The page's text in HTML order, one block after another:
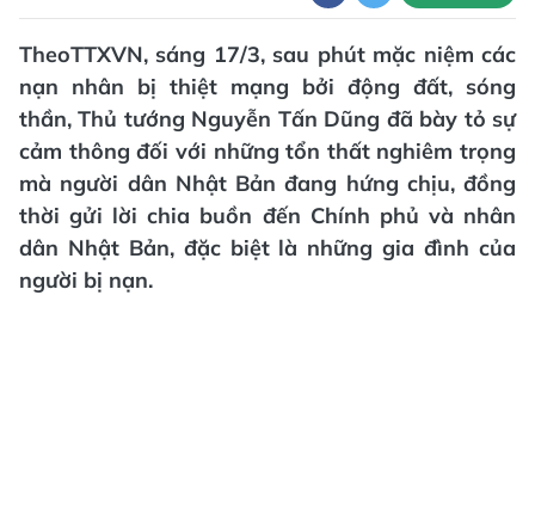
TheoTTXVN, sáng 17/3, sau phút mặc niệm các
nạn nhân bị thiệt mạng bởi động đất, sóng
thần, Thủ tướng Nguyễn Tấn Dũng đã bày tỏ sự
cảm thông đối với những tổn thất nghiêm trọng
mà người dân Nhật Bản đang hứng chịu, đồng
thời gửi lời chia buồn đến Chính phủ và nhân
dân Nhật Bản, đặc biệt là những gia đình của
người bị nạn.